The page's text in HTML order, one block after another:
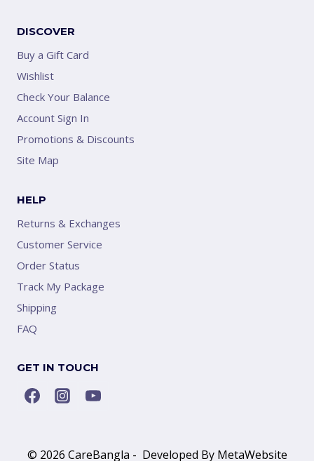
DISCOVER
Buy a Gift Card
Wishlist
Check Your Balance
Account Sign In
Promotions & Discounts
Site Map
HELP
Returns & Exchanges
Customer Service
Order Status
Track My Package
Shipping
FAQ
GET IN TOUCH
© 2026 CareBangla - Developed By MetaWebsite